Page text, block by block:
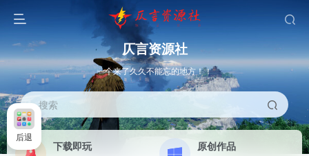
仄言资源社
一个来了久久不能忘的地方！！
搜索
下载即玩 原创作品
后退